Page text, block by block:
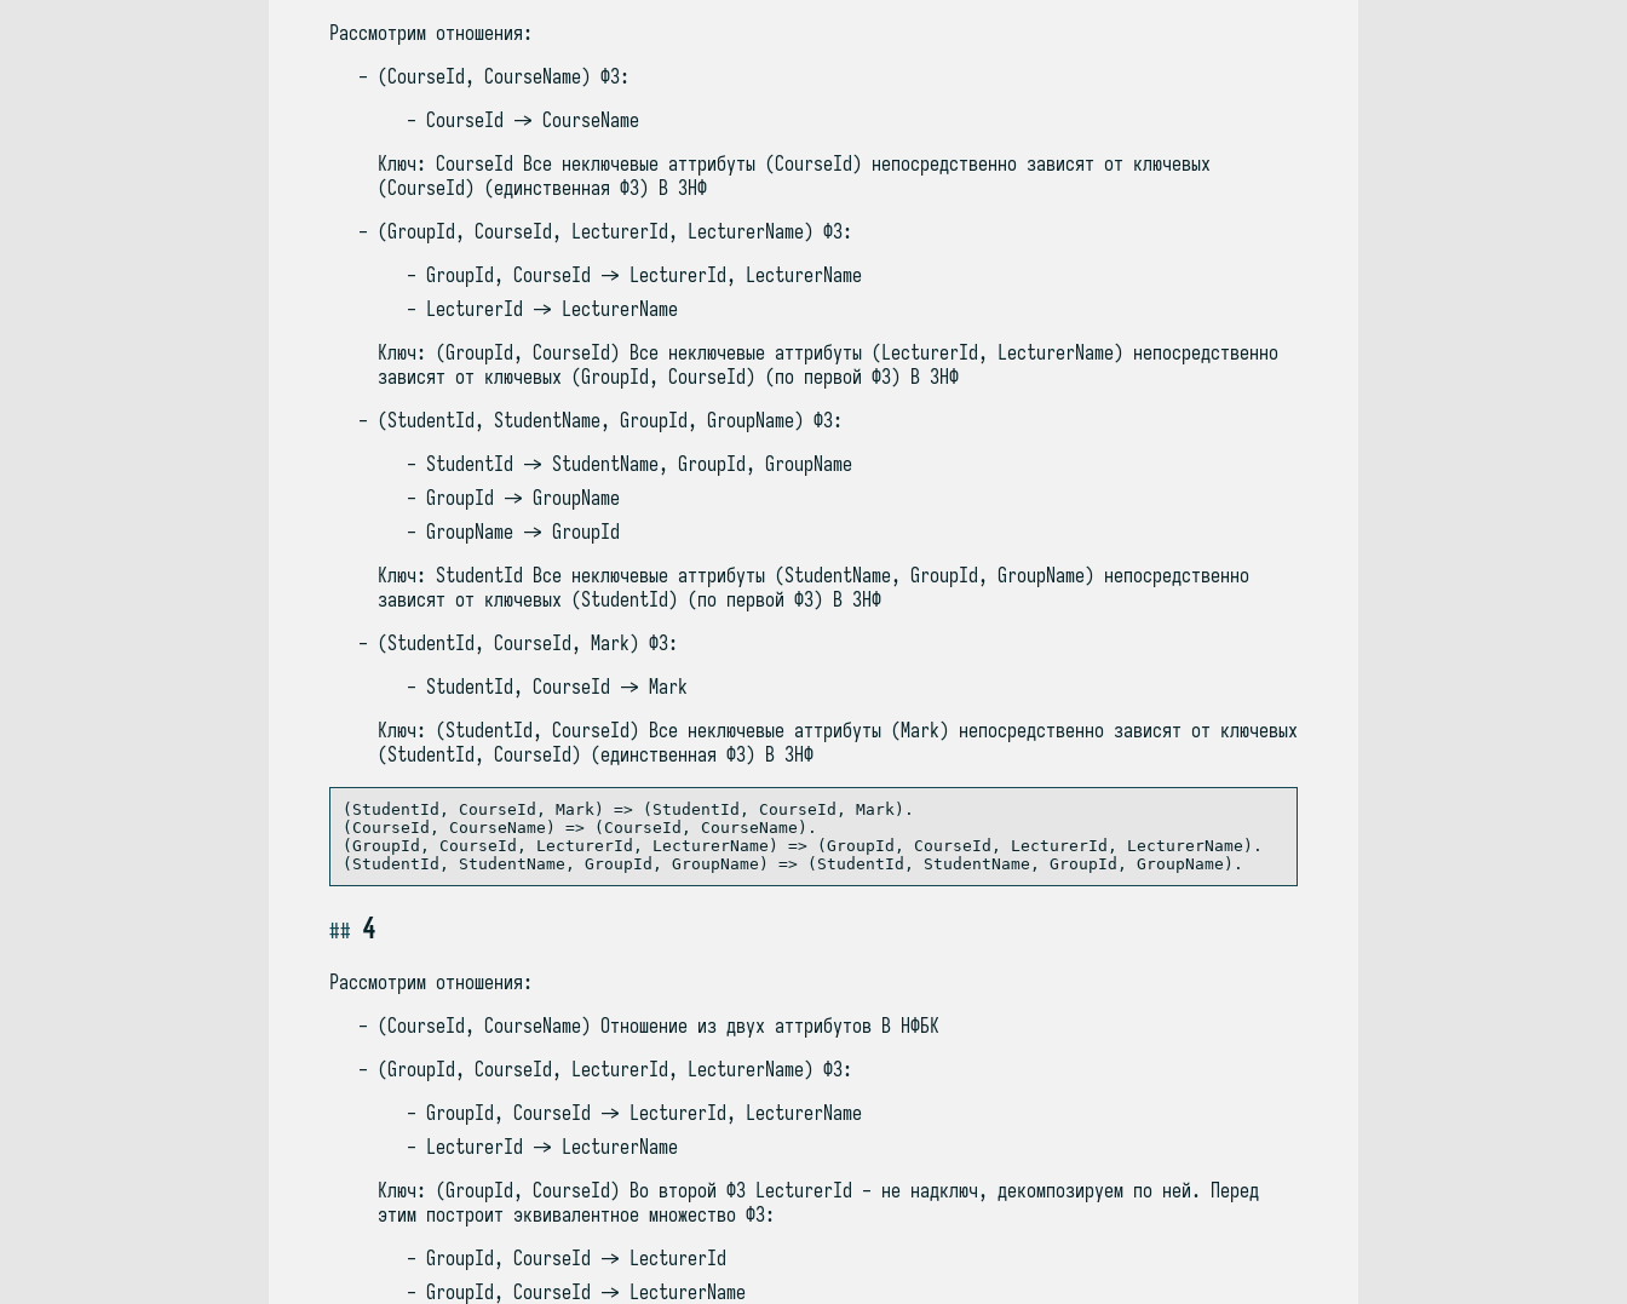
Рассмотрим отношения:
(CourseId, CourseName) ФЗ:
CourseId -> CourseName
Ключ: CourseId Все неключевые аттрибуты (CourseId) непосредственно зависят от ключевых
(CourseId) (единственная ФЗ) В 3НФ
(GroupId, CourseId, LecturerId, LecturerName) ФЗ:
GroupId, CourseId -> LecturerId, LecturerName
LecturerId -> LecturerName
Ключ: (GroupId, CourseId) Все неключевые аттрибуты (LecturerId, LecturerName) непосредственно
зависят от ключевых (GroupId, CourseId) (по первой ФЗ) В 3НФ
(StudentId, StudentName, GroupId, GroupName) ФЗ:
StudentId -> StudentName, GroupId, GroupName
GroupId -> GroupName
GroupName -> GroupId
Ключ: StudentId Все неключевые аттрибуты (StudentName, GroupId, GroupName) непосредственно
зависят от ключевых (StudentId) (по первой ФЗ) В 3НФ
(StudentId, CourseId, Mark) ФЗ:
StudentId, CourseId -> Mark
Ключ: (StudentId, CourseId) Все неключевые аттрибуты (Mark) непосредственно зависят от ключевых
(StudentId, CourseId) (единственная ФЗ) В 3НФ
(StudentId, CourseId, Mark) => (StudentId, CourseId, Mark).
(CourseId, CourseName) => (CourseId, CourseName).
(GroupId, CourseId, LecturerId, LecturerName) => (GroupId, CourseId, LecturerId, LecturerName).
4
Рассмотрим отношения:
(CourseId, CourseName) Отношение из двух аттрибутов В НФБК
(GroupId, CourseId, LecturerId, LecturerName) ФЗ:
GroupId, CourseId -> LecturerId, LecturerName
LecturerId -> LecturerName
Ключ: (GroupId, CourseId) Во второй ФЗ LecturerId - не надключ, декомпозируем по ней. Перед
этим построит эквивалентное множество ФЗ:
GroupId, CourseId -> LecturerId
GroupId, CourseId -> LecturerName